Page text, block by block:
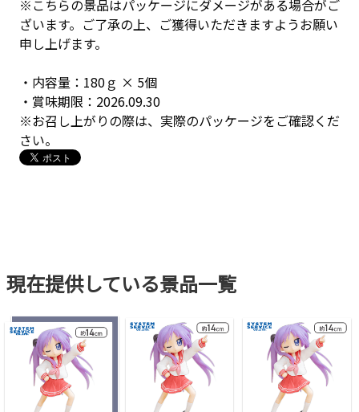
※こちらの景品はパッケージにダメージがある場合がご
ざいます。ご了承の上、ご獲得いただきますようお願い
申し上げます。
・内容量：180ｇ × 5個
・賞味期限：2026.09.30
※お召し上がりの際は、実際のパッケージをご確認くだ
さい。
現在提供している景品一覧